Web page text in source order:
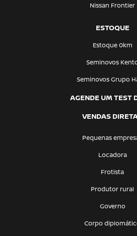
Nissan Frontier
ESTOQUE
Estoque 0km
Seminovos
Seminovos Grupo
AGENDE UM TEST
VENDAS
Pequenas
Locadora
Frotista
Produtor rural
Governo
Corpo